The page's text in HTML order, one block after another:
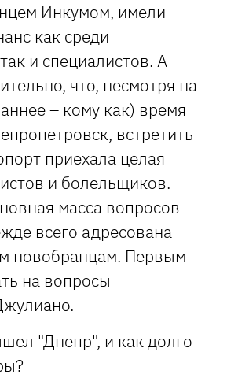
Инкумом, имели
как среди
и специалистов. А
что, несмотря на
– кому как) время
встретить
приехала целая
и болельщиков.
масса вопросов
всего адресована
новобранцам. Первым
на вопросы
"Днепр", и как долго